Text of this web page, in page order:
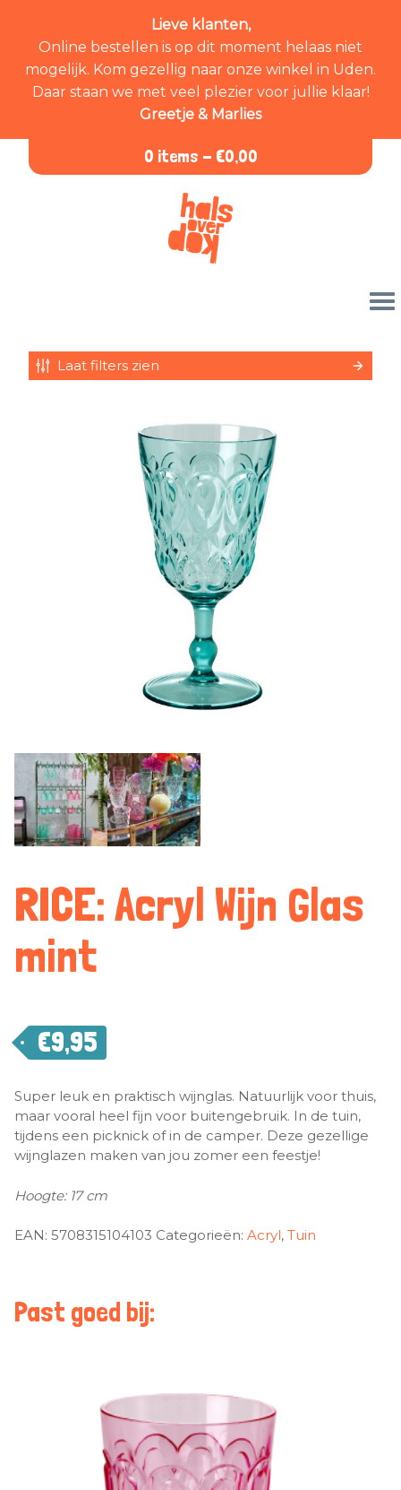
Lieve klanten,
Online bestellen is op dit moment helaas niet
mogelijk. Kom gezellig naar onze winkel in Uden.
Daar staan we met veel plezier voor jullie klaar!
Greetje & Marlies
0 items - €0,00
Laat filters zien
RICE: Acryl Wijn Glas
mint
€9,95
Super leuk en praktisch wijnglas. Natuurlijk voor thuis,
maar vooral heel fijn voor buitengebruik. In de tuin,
tijdens een picknick of in de camper. Deze gezellige
wijnglazen maken van jou zomer een feestje!
Hoogte: 17 cm
EAN: 5708315104103 Categorieën: Acryl, Tuin
Past goed bij: